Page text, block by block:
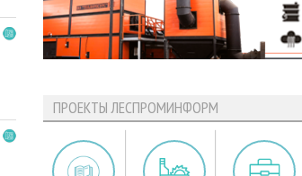
ПРОЕКТЫ ЛЕСПРОМИНФОРМ